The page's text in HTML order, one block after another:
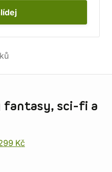
fantasy, sci-fi a
Kč